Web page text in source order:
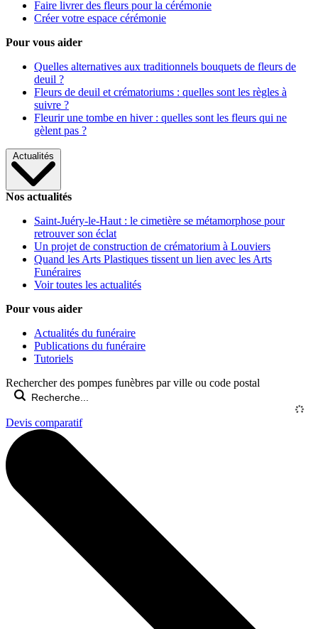
Faire livrer des fleurs pour la cérémonie
Créer votre espace cérémonie
Pour vous aider
Quelles alternatives aux traditionnels bouquets de fleurs de
deuil ?
Fleurs de deuil et crématoriums : quelles sont les règles à
suivre ?
Fleurir une tombe en hiver : quelles sont les fleurs qui ne
gèlent pas ?
Actualités
Nos actualités
Saint-Juéry-le-Haut : le cimetière se métamorphose pour
retrouver son éclat
Un projet de construction de crématorium à Louviers
Quand les Arts Plastiques tissent un lien avec les Arts
Funéraires
Voir toutes les actualités
Pour vous aider
Actualités du funéraire
Publications du funéraire
Tutoriels
Rechercher des pompes funèbres par ville ou code postal
Devis comparatif